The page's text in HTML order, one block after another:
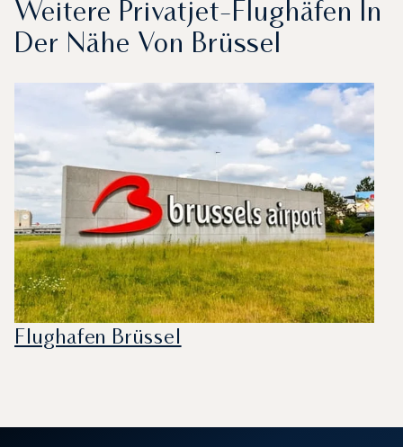
Weitere Privatjet-Flughäfen In
Der Nähe Von Brüssel
Flughafen Brüssel